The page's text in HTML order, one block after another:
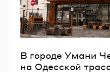
В городе Умани
на Одесской